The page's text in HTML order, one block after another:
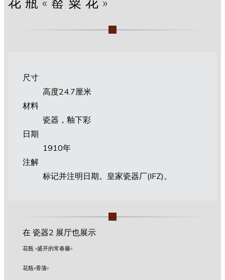
尺寸
高度24.7厘米
材料
瓷器，釉下彩
日期
1910年
注解
标记并注明日期。皇家瓷器厂(IFZ)。
在 瓷器2 展厅也展示
花瓶 «盛开的常春藤»
花瓶«香蒲»